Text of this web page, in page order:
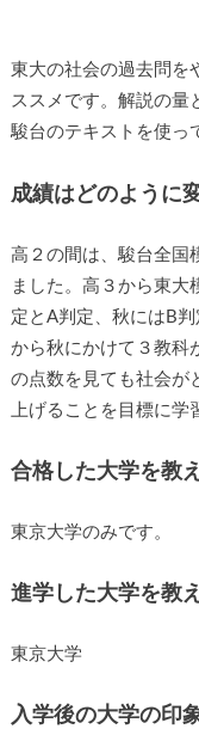
東大の社会の過去問を
ススメです。解説の量
駿台のテキストを使っ
成績はどのように
高２の間は、駿台全国
ました。高３から東大
定とA判定、秋にはB
から秋にかけて３教科
の点数を見ても社会が
上げることを目標に学
合格した大学を教
東京大学のみです。
進学した大学を教
東京大学
入学後の大学の印